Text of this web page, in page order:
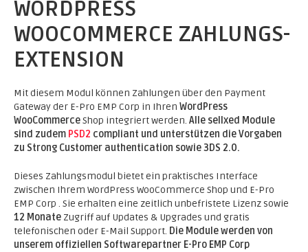
WORDPRESS
WOOCOMMERCE ZAHLUNGS-
EXTENSION
Mit diesem Modul können Zahlungen über den Payment
Gateway der E-Pro EMP Corp in Ihren WordPress
WooCommerceShop integriert werden. Alle sellxed Module
sind zudem PSD2 compliant und unterstützen die Vorgaben
zu Strong Customer authentication sowie 3DS 2.0.
Dieses Zahlungsmodul bietet ein praktisches Interface
zwischen Ihrem WordPress WooCommerce Shop und E-Pro
EMP Corp . Sie erhalten eine zeitlich unbefristete Lizenz sowie
12 Monate Zugriff auf Updates & Upgrades und gratis
telefonischen oder E-Mail Support. Die Module werden von
unserem offiziellen Softwarepartner E-Pro EMP Corp